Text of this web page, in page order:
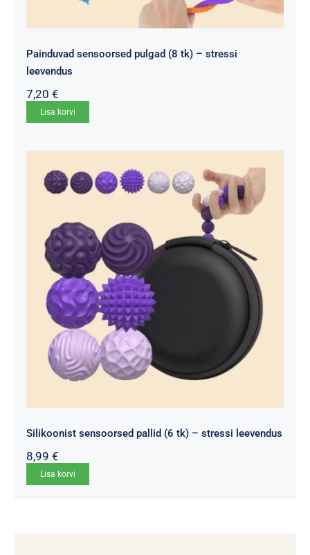
Painduvad sensoorsed pulgad (8 tk) – stressi
leevendus
7,20 €
Lisa korvi
Silikoonist sensoorsed pallid (6 tk) – stressi leevendus
8,99 €
Lisa korvi